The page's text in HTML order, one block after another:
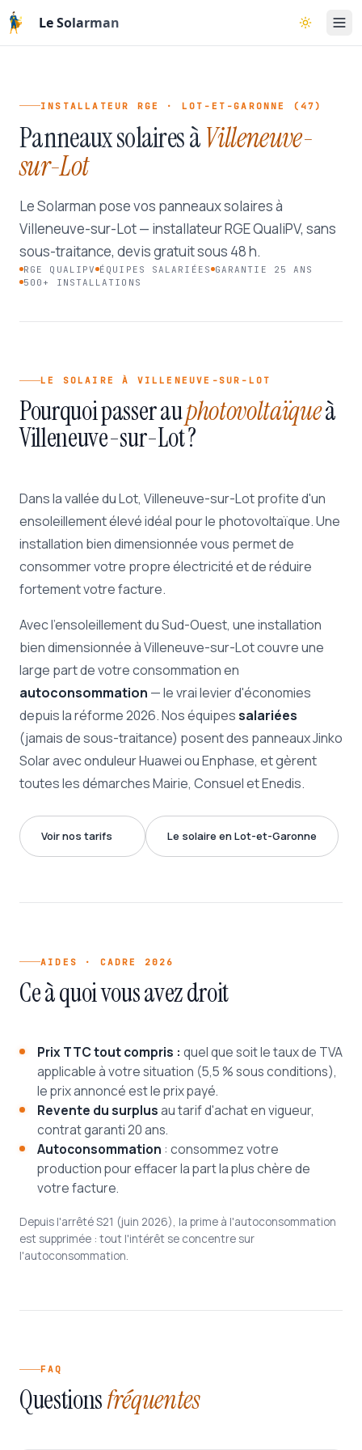
Aller au contenu principal
Le Solarman Basculer
INSTALLATEUR RGE · LOT-ET-GARONNE (47)
Panneaux solaires àVilleneuve-
sur-Lot
Le Solarman pose vos panneaux solaires à
Villeneuve-sur-Lot — installateur RGE QualiPV, sans
sous-traitance, devis gratuit sous 48 h.
RGE QUALIPV ÉQUIPES SALARIÉES GARANTIE 25 ANS
500+ INSTALLATIONS
LE SOLAIRE À VILLENEUVE-SUR-LOT
Pourquoi passer auphotovoltaïqueà
Villeneuve-sur-Lot ?
Dans la vallée du Lot, Villeneuve-sur-Lot profite d'un
ensoleillement élevé idéal pour le photovoltaïque. Une
installation bien dimensionnée vous permet de
consommer votre propre électricité et de réduire
fortement votre facture.
Avec l'ensoleillement du Sud-Ouest, une installation
bien dimensionnée à Villeneuve-sur-Lot couvre une
large part de votre consommation en
autoconsommation — le vrai levier d'économies
depuis la réforme 2026. Nos équipessalariées
(jamais de sous-traitance) posent des panneaux Jinko
Solar avec onduleur Huawei ou Enphase, et gèrent
toutes les démarches Mairie, Consuel et Enedis.
Voir nos tarifs Le solaire en Lot-et-Garonne
AIDES · CADRE 2026
Ce à quoi vous avez droit
Prix TTC tout compris : quel que soit le taux de TVA
applicable à votre situation (5,5 % sous conditions),
le prix annoncé est le prix payé.
Revente du surplusau tarif d'achat en vigueur,
contrat garanti 20 ans.
Autoconsommation : consommez votre
production pour effacer la part la plus chère de
votre facture.
Depuis l'arrêté S21 (juin 2026), la prime à l'autoconsommation
est supprimée : tout l'intérêt se concentre sur
l'autoconsommation.
FAQ
Questionsfréquentes